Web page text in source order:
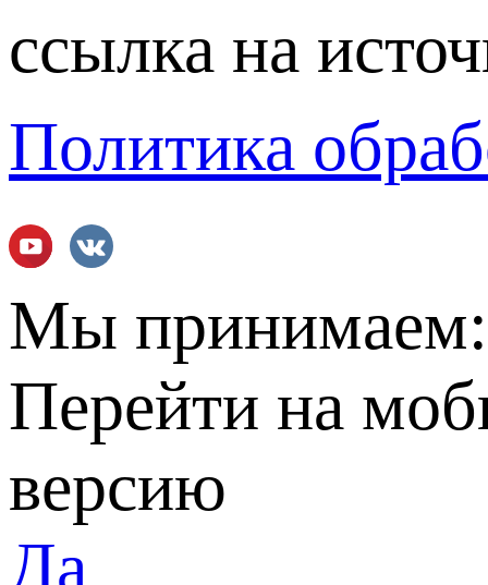
ссылка на
Политика
Мы
Перейти на
версию
Да